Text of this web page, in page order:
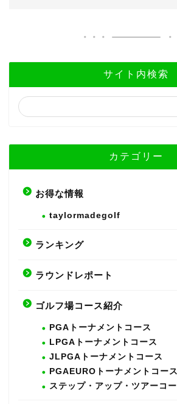
サイト内検索
カテゴリー
お得な情報
taylormadegolf
ランキング
ラウンドレポート
ゴルフ場コース紹介
PGAトーナメントコース
LPGAトーナメントコース
JLPGAトーナメントコース
PGAEUROトーナメントコース
ステップ・アップ・ツアーコ